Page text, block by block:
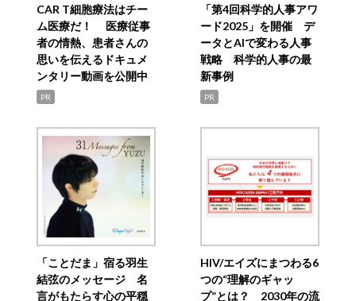
CAR T細胞療法はチー
ム医療だ！ 医療従事
者の情熱、患者さんの
思いを伝えるドキュメ
ンタリー動画を公開中
PR
「第4回科学的人事アワ
ード2025」を開催 デ
ータとAIで変わる人事
戦略 科学的人事の最
新事例
PR
「ことだま」宿る羽生
結弦のメッセージ 名
言がもたらす心の平穏
HIV/エイズにまつわる6
つの“理解のギャッ
プ”とは？ 2030年の流